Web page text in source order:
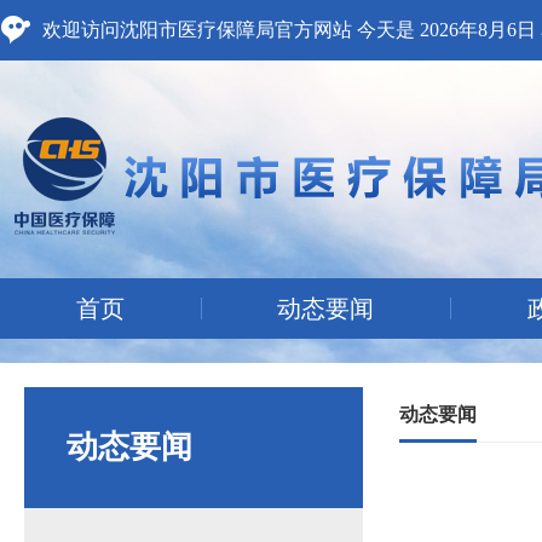
欢迎访问沈阳市医疗保障局官方网站 今天是 2026年8月6
首页 动态要闻
动态要闻
动态要闻